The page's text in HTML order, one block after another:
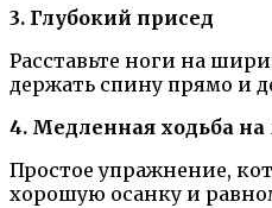
3. Глубокий присед
Расставьте ноги на
держать спину прямо и
4. Медленная ходьба на
Простое упражнение,
хорошую осанку и